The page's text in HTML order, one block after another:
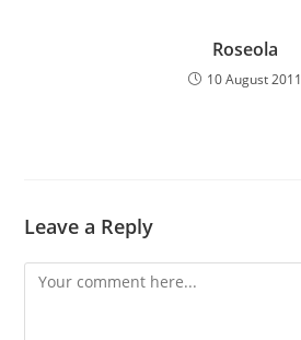
Roseola
10 August 2011
Leave a Reply
Comment